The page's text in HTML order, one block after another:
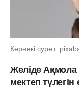
Көрнекі сурет:
Желіде
мектеп